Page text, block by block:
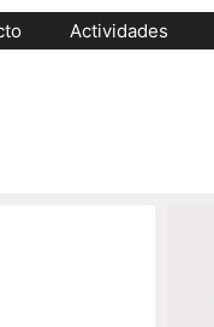
Actividades